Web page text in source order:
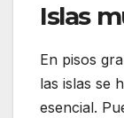
Islas
En pisos
las islas se
esencial.